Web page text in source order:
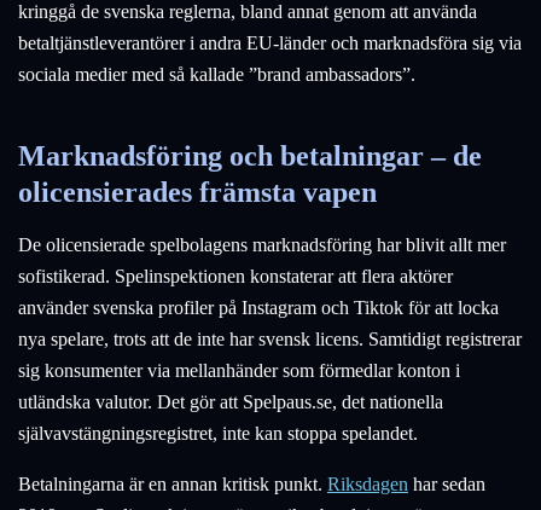
kringgå de svenska reglerna, bland annat genom att använda
betaltjänstleverantörer i andra EU-länder och marknadsföra sig via
sociala medier med så kallade ”brand ambassadors”.
Marknadsföring och betalningar – de
olicensierades främsta vapen
De olicensierade spelbolagens marknadsföring har blivit allt mer
sofistikerad. Spelinspektionen konstaterar att flera aktörer
använder svenska profiler på Instagram och Tiktok för att locka
nya spelare, trots att de inte har svensk licens. Samtidigt registrerar
sig konsumenter via mellanhänder som förmedlar konton i
utländska valutor. Det gör att Spelpaus.se, det nationella
självavstängningsregistret, inte kan stoppa spelandet.
Betalningarna är en annan kritisk punkt. Riksdagen har sedan